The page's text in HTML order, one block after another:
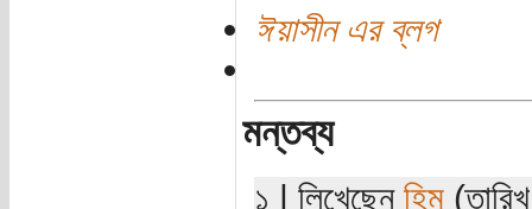
ঈয়াসীন এর ব্লগ
মন্তব্য
১ | লিখেছেন হিমু